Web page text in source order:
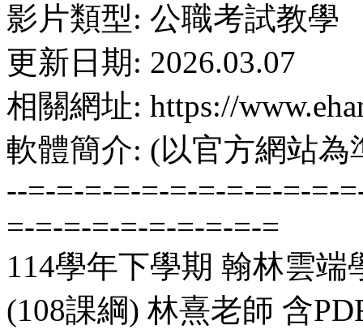
影片類型: 公職考試教學
更新日期: 2026.03.07
相關網址: https://
軟體簡介: (以官方網站為
--=-=-=-=-=-=-=-=-=-=-=-
=-=-=-=-=-=-=-=-=-=
114學年下學期 翰林雲
(108課綱) 林熹老師 含